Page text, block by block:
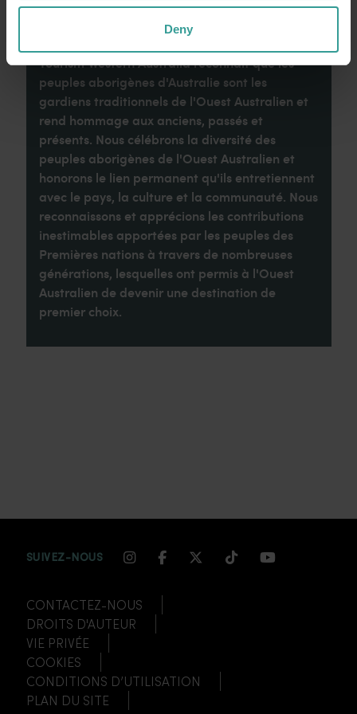
Deny
Tourism Western Australia reconnaît que les
peuples aborigènes d'Australie sont les
gardiens traditionnels de l'Ouest Australien et
rend hommage aux anciens, passés et
présents. Nous célébrons la diversité des
peuples aborigènes de l'Ouest Australien et
honorons le lien permanent qu'ils entretiennent
avec le pays, la culture et la communauté. Nous
reconnaissons et apprécions les contributions
inestimables apportées par les peuples des
Premières nations à travers de nombreuses
générations, lesquelles ont permis à l'Ouest
Australien de devenir une destination de
premier choix.
SUIVEZ-NOUS INSTAGRAM CHANNEL LINK
FACEBOOK CHANNEL LINK
TWITTER CHANNEL
TIKTOKYOUTUBE
CONTACTEZ-NOUS
DROITS D'AUTEUR
VIE PRIVÉE
COOKIES
CONDITIONS D’UTILISATION
PLAN DU SITE